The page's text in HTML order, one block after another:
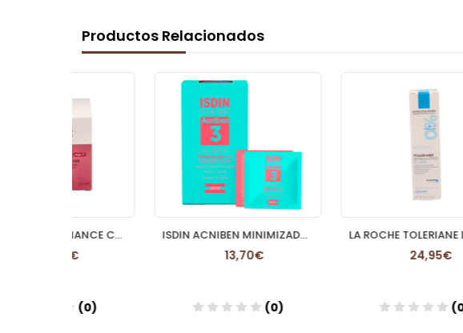
Productos Relacionados
ISDIN ACNIBEN MINIMIZADOR IMPERF LOCALIZADAS I
(0)
LA ROCHE TOLERIANE DERMALLERGO FLUIDO
(0)